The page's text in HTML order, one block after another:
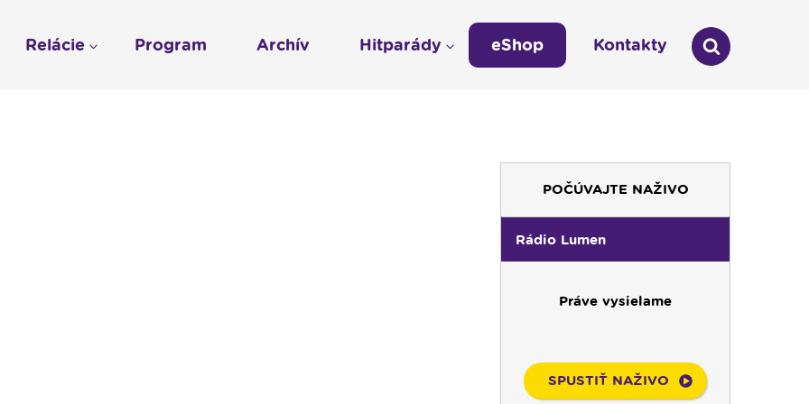
POČÚVAJTE NAŽIVO
Rádio Lumen
Práve vysielame
SPUSTIŤ NAŽIVO
Profil
Relácie Program Archív Hitparády eShop Kontakty